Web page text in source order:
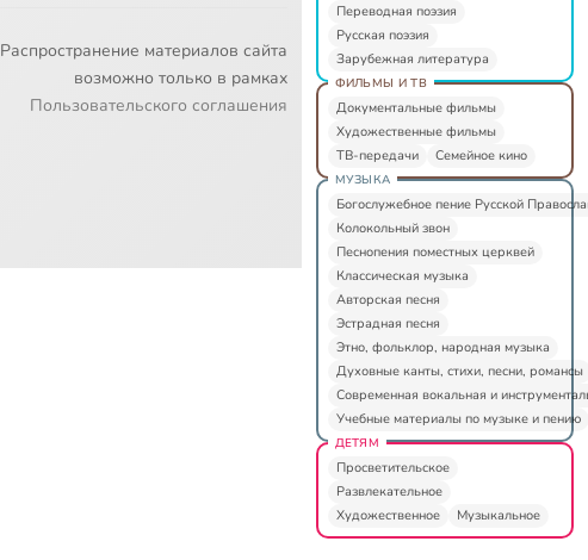
Распространение материалов сайта
возможно только в рамках
Пользовательского соглашения
Переводная поэзия
Русская поэзия
Зарубежная литература
ФИЛЬМЫ И ТВ
Документальные фильмы
Художественные фильмы
ТВ-передачи
Семейное кино
МУЗЫКА
Богослужебное пение Русской
Колокольный звон
Песнопения поместных церквей
Классическая музыка
Авторская песня
Эстрадная песня
Этно, фольклор, народная музыка
Духовные канты, стихи, песни, романсы
Современная вокальная и
Учебные материалы по музыке и пению
ДЕТЯМ
Просветительское
Развлекательное
Художественное
Музыкальное